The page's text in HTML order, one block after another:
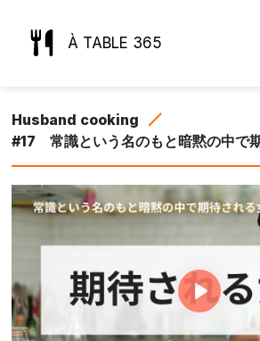
À TABLE 365
Husband cooking
#17 常識という名のもと暗黙の中で